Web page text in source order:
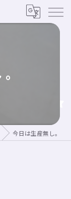
今日は生産無し。